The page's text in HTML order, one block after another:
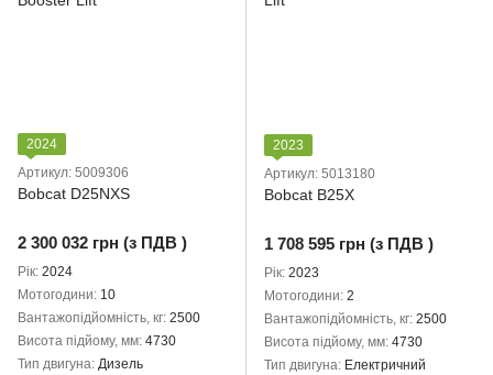
2024
Артикул: 5009306
Bobcat D25NXS
2 300 032 грн (з ПДВ )
Рік 2024
Мотогодини 10
Вантажопідйомність, кг 2500
Висота підйому, мм 4730
Тип двигуна Дизель
2023
Артикул: 5013180
Bobcat B25X
1 708 595 грн (з ПДВ )
Рік 2023
Мотогодини 2
Вантажопідйомність, кг 2500
Висота підйому, мм 4730
Тип двигуна Електричний